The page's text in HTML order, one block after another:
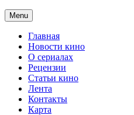
Menu
Главная
Новости кино
О сериалах
Рецензии
Статьи кино
Лента
Контакты
Карта